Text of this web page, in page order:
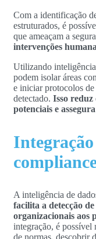
Com a identificação
estruturados, é
que ameaçam a
intervenções
Utilizando inteligência
podem isolar áreas
e iniciar protocolos
detectado. Isso reduz
potenciais e
A inteligência de
facilita a detecção
organizacionais aos
integração, é
de normas, descobrir